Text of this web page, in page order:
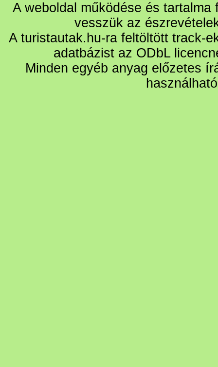
A weboldal működése és
vesszük az
A turistautak.hu-ra feltöltött track-
adatbázist az ODbL
Minden egyéb anyag előzetes